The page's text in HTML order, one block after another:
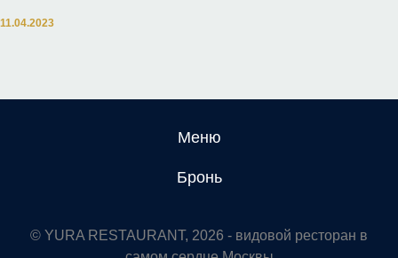
11.04.2023
Меню
Бронь
© YURA RESTAURANT, 2026 - видовой ресторан в